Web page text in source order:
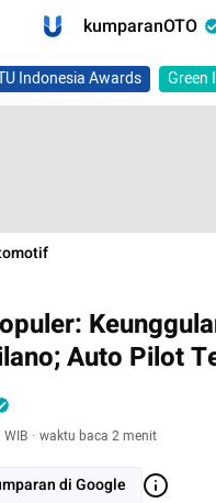
kumparanOTO
Indonesia Awards Green
Auto Pilot
· waktu baca 2 menit
di Google